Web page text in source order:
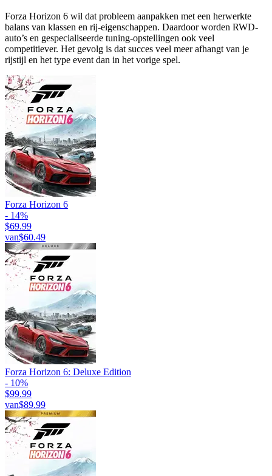
Forza Horizon 6 wil dat probleem aanpakken met een herwerkte
balans van klassen en rij-eigenschappen. Daardoor worden RWD-
auto’s en gespecialiseerde tuning-opstellingen ook veel
competitiever. Het gevolg is dat succes veel meer afhangt van je
rijstijl en het type event dan in het vorige spel.
Forza Horizon 6
- 14%
$69.99
van$60.49
Forza Horizon 6: Deluxe Edition
- 10%
$99.99
van$89.99